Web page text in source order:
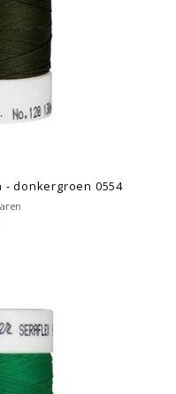
donkergroen 0554